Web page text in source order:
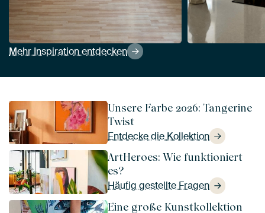
Mehr Inspiration entdecken
Unsere Farbe 2026: Tangerine
Twist
Entdecke die Kollektion
ArtHeroes: Wie funktioniert
es?
Häufig gestellte Fragen
Eine große Kunstkollektion